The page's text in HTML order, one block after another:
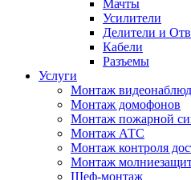
Мачты
Усилители
Делители и
Кабели
Разъемы
Услуги
Монтаж
Монтаж домофонов
Монтаж пожарной
Монтаж АТС
Монтаж контроля
Монтаж
Шеф-монтаж